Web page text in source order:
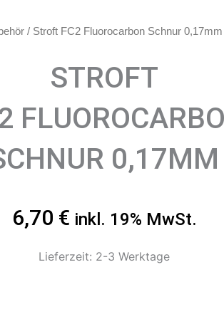
/ Stroft FC2 Fluorocarbon Schnur 0,17mm
STROFT
0,17MM
6,70 € inkl. 19% MwSt.
Lieferzeit: 2-3 Werktage